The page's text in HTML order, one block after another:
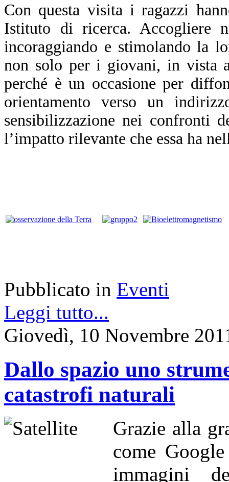
Con questa visita i ragazzi
Istituto di ricerca. Accogliere
incoraggiando e stimolando la
non solo per i giovani, in vista
perché è un occasione per
orientamento verso un
sensibilizzazione nei confronti
l’impatto rilevante che essa ha
Pubblicato in Eventi
Leggi tutto...
Giovedì, 10 Novembre
Dallo spazio uno
catastrofi naturali
Grazie alla
come
immagini